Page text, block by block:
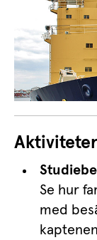
Aktiviteter
Se hur
med